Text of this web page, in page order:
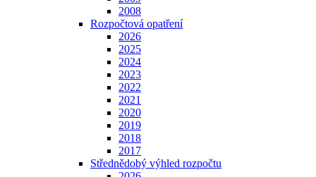
2008
Rozpočtová opatření
2026
2025
2024
2023
2022
2021
2020
2019
2018
2017
Střednědobý výhled rozpočtu